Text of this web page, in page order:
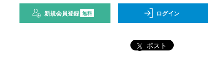
新規会員登録 無料 ログイン
ポスト